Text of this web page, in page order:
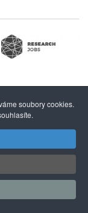
soubory cookies.